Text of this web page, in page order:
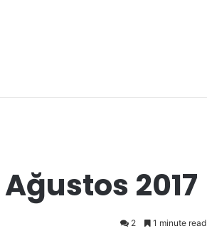
2017
2 1 minute read